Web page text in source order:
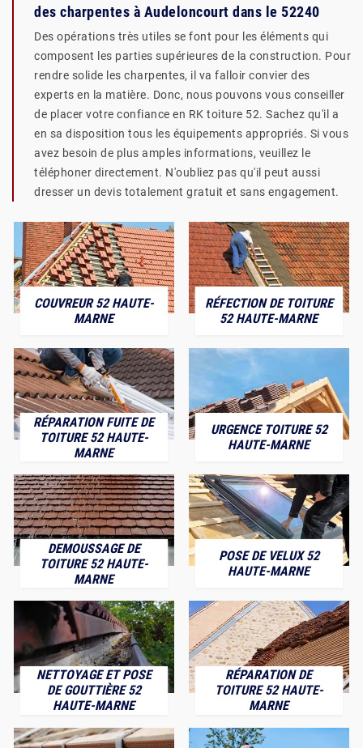
des charpentes à Audeloncourt dans le 52240
Des opérations très utiles se font pour les éléments qui
composent les parties supérieures de la construction. Pour
rendre solide les charpentes, il va falloir convier des
experts en la matière. Donc, nous pouvons vous conseiller
de placer votre confiance en RK toiture 52. Sachez qu'il a
en sa disposition tous les équipements appropriés. Si vous
avez besoin de plus amples informations, veuillez le
téléphoner directement. N'oubliez pas qu'il peut aussi
dresser un devis totalement gratuit et sans engagement.
COUVREUR 52 HAUTE-
MARNE
RÉFECTION DE TOITURE
52 HAUTE-MARNE
RÉPARATION FUITE DE
TOITURE 52 HAUTE-
MARNE
URGENCE TOITURE 52
HAUTE-MARNE
DEMOUSSAGE DE
TOITURE 52 HAUTE-
MARNE
POSE DE VELUX 52
HAUTE-MARNE
NETTOYAGE ET POSE
DE GOUTTIÈRE 52
HAUTE-MARNE
RÉPARATION DE
TOITURE 52 HAUTE-
MARNE